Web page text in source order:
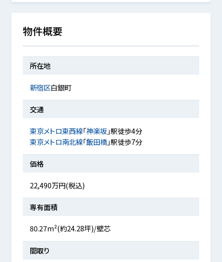
物件概要
所在地
新宿区白銀町
交通
東京メトロ東西線「神楽坂」駅徒歩4分
東京メトロ南北線「飯田橋」駅徒歩7分
価格
22,490万円(税込)
専有面積
80.27m²(約24.28坪)/壁芯
間取り